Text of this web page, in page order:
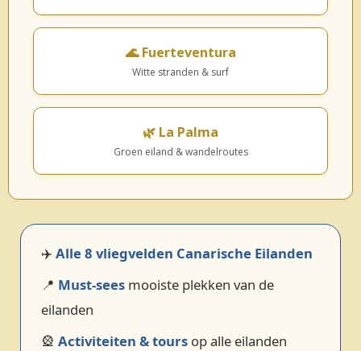
🌊 Fuerteventura
Witte stranden & surf
🌿 La Palma
Groen eiland & wandelroutes
✈️ Alle 8 vliegvelden Canarische Eilanden
📍 Must‑sees mooiste plekken van de
eilanden
🎡 Activiteiten & tours op alle eilanden